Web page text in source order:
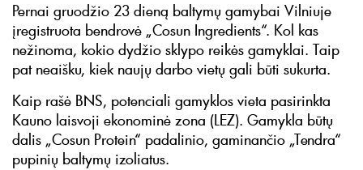
Pernai gruodžio 23 dieną baltymų gamybai Vilniuje
įregistruota bendrovė „Cosun Ingredients“. Kol kas
nežinoma, kokio dydžio sklypo reikės gamyklai. Taip
pat neaišku, kiek naujų darbo vietų gali būti sukurta.
Kaip rašė BNS, potenciali gamyklos vieta pasirinkta
Kauno laisvoji ekonominė zona (LEZ). Gamykla būtų
dalis „Cosun Protein“ padalinio, gaminančio „Tendra“
pupinių baltymų izoliatus.